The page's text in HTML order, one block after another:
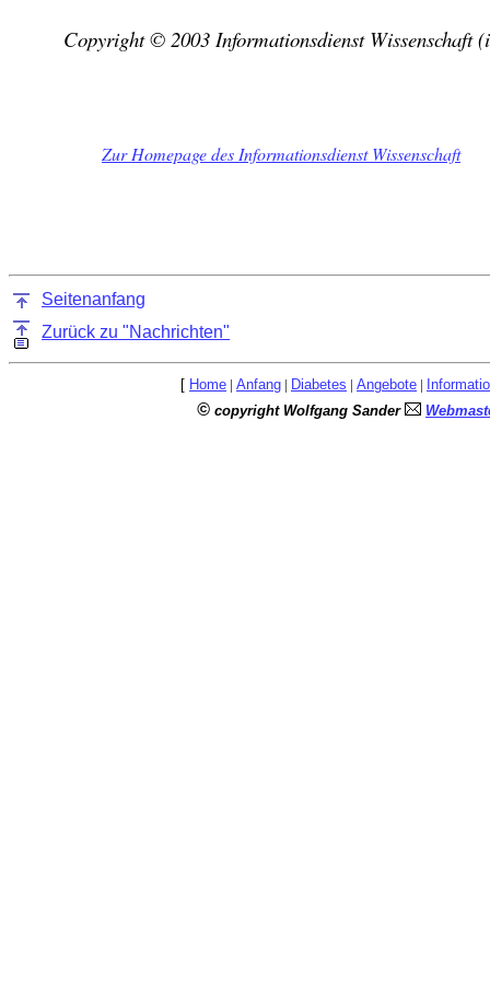
Copyright © 2003 Informationsdienst Wissenschaft
Zur Homepage des Informationsdienst Wissenschaft
Seitenanfang
Zurück zu "Nachrichten"
[ Home | Anfang | Diabetes | Angebote |
© copyright Wolfgang Sander